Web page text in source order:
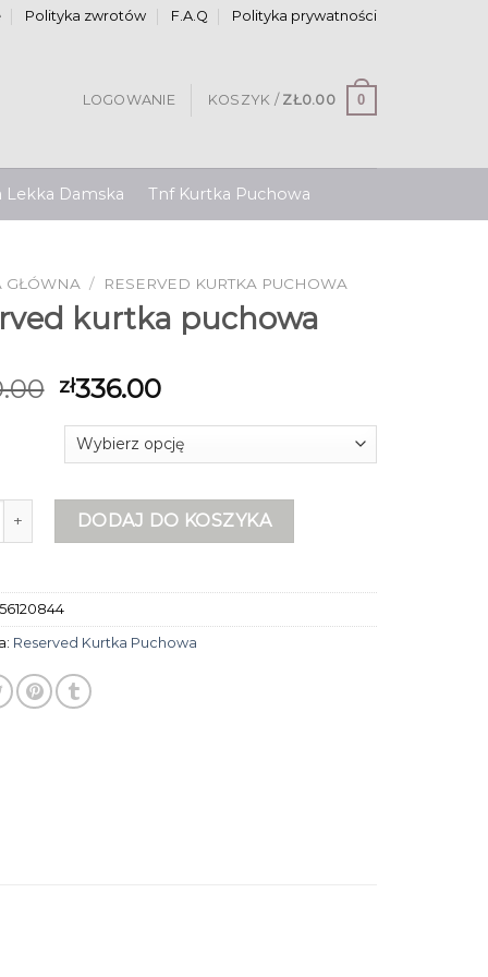
Polityka zwrotów F.A.Q Polityka prywatności
LOGOWANIE KOSZYK / ZŁ0.00 0
Lekka Damska Tnf Kurtka Puchowa
GŁÓWNA / RESERVED KURTKA PUCHOWA
kurtka puchowa
zł336.00
kurtka puchowa
DODAJ DO KOSZYKA
Reserved Kurtka Puchowa